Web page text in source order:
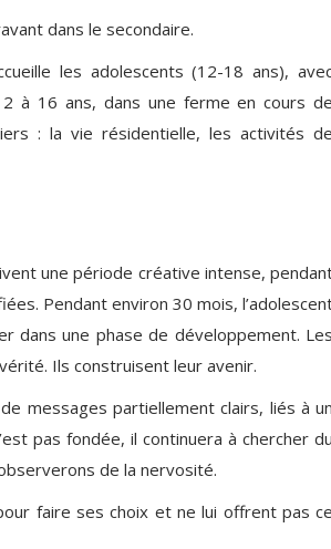
dans le secondaire.
les adolescents (12-18 ans),
à 16 ans, dans une ferme en cours de
: la vie résidentielle, les activités de
une période créative intense,
Pendant environ 30 mois,
dans une phase de développement. Les
Ils construisent leur avenir.
messages partiellement clairs, liés à un
pas fondée, il continuera à chercher du
de la nervosité.
faire ses choix et ne lui offrent pas ce